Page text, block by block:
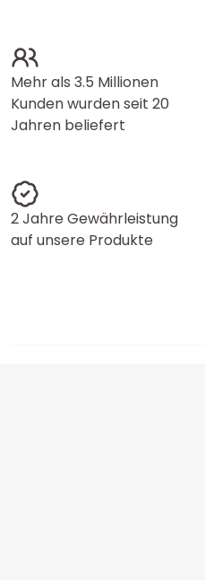
Mehr als 3.5 Millionen
Kunden wurden seit 20
Jahren beliefert
2 Jahre Gewährleistung
auf unsere Produkte